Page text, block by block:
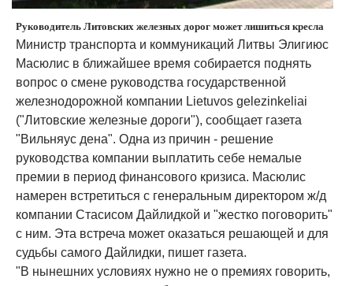
Руководитель Литовских железных дорог может лишиться кресла
Министр транспорта и коммуникаций Литвы Элигиюс
Масюлис в ближайшее время собирается поднять
вопрос о смене руководства государственной
железнодорожной компании Lietuvos gelezinkeliai
("Литовские железные дороги"), сообщает газета
"Вильняус дена". Одна из причин - решение
руководства компании выплатить себе немалые
премии в период финансового кризиса. Масюлис
намерен встретиться с генеральным директором ж/д
компании Стасисом Дайлидкой и "жестко поговорить"
с ним. Эта встреча может оказаться решающей и для
судьбы самого Дайлидки, пишет газета.
"В нынешних условиях нужно не о премиях говорить,